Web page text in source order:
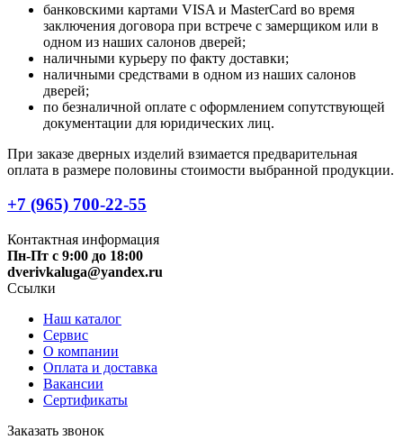
банковскими картами VISA и MasterCard во время
заключения договора при встрече с замерщиком или в
одном из наших салонов дверей;
наличными курьеру по факту доставки;
наличными средствами в одном из наших салонов
дверей;
по безналичной оплате с оформлением сопутствующей
документации для юридических лиц.
При заказе дверных изделий взимается предварительная
оплата в размере половины стоимости выбранной продукции.
+7 (965) 700-22-55
Контактная информация
Пн-Пт с 9:00 до 18:00
dverivkaluga@yandex.ru
Ссылки
Наш каталог
Сервис
О компании
Оплата и доставка
Вакансии
Сертификаты
Заказать звонок